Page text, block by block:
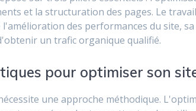
et la structuration des pages. Le
des performances du site,
un trafic organique qualifié.
pour optimiser son
une approche méthodique.